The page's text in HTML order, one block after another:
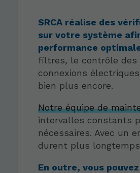
SRCA réalise des
sur votre système
performance
filtres, le contrôle des
connexions
bien plus encore.
Notre équipe de
intervalles constants
nécessaires. Avec un
durent plus
En outre, vous